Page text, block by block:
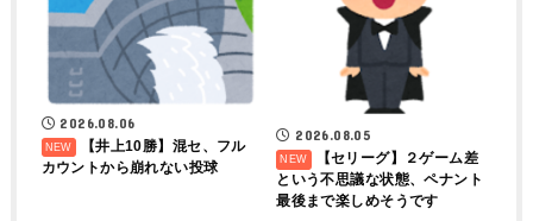
2026.08.06
【井上10勝】混セ、フル
カウントから崩れない投球
2026.08.05
【セリーグ】２ゲーム差
という不思議な状態、ペナント
最後まで楽しめそうです